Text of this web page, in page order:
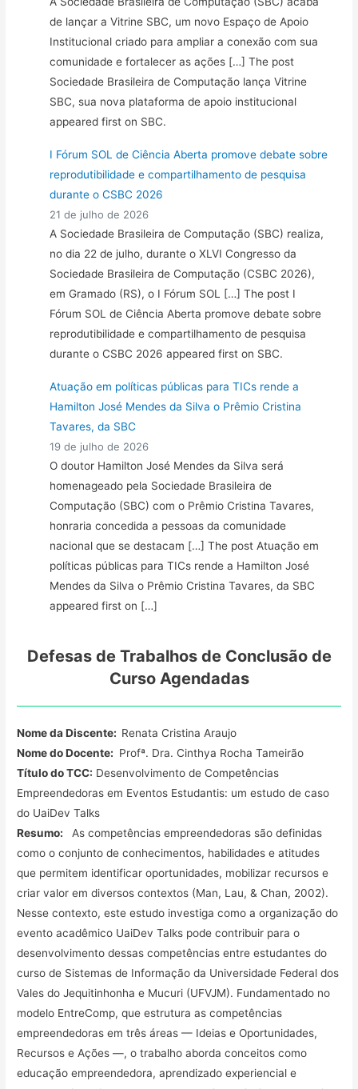
de lançar a Vitrine SBC, um novo Espaço de Apoio
Institucional criado para ampliar a conexão com sua
comunidade e fortalecer as ações […] The post
Sociedade Brasileira de Computação lança Vitrine
SBC, sua nova plataforma de apoio institucional
appeared first on SBC.
I Fórum SOL de Ciência Aberta promove debate sobre
reprodutibilidade e compartilhamento de pesquisa
durante o CSBC 2026
21 de julho de 2026
A Sociedade Brasileira de Computação (SBC) realiza,
no dia 22 de julho, durante o XLVI Congresso da
Sociedade Brasileira de Computação (CSBC 2026),
em Gramado (RS), o I Fórum SOL […] The post I
Fórum SOL de Ciência Aberta promove debate sobre
reprodutibilidade e compartilhamento de pesquisa
durante o CSBC 2026 appeared first on SBC.
Atuação em políticas públicas para TICs rende a
Hamilton José Mendes da Silva o Prêmio Cristina
Tavares, da SBC
19 de julho de 2026
O doutor Hamilton José Mendes da Silva será
homenageado pela Sociedade Brasileira de
Computação (SBC) com o Prêmio Cristina Tavares,
honraria concedida a pessoas da comunidade
nacional que se destacam […] The post Atuação em
políticas públicas para TICs rende a Hamilton José
Mendes da Silva o Prêmio Cristina Tavares, da SBC
appeared first on […]
Defesas de Trabalhos de Conclusão de
Curso Agendadas
Nome da Discente: Renata Cristina Araujo
Nome do Docente: Profª. Dra. Cinthya Rocha Tameirão
Título do TCC: Desenvolvimento de Competências
Empreendedoras em Eventos Estudantis: um estudo de caso
do UaiDev Talks
Resumo:
As competências empreendedoras são definidas
como o conjunto de conhecimentos, habilidades e atitudes
que permitem identificar oportunidades, mobilizar recursos e
criar valor em diversos contextos (Man, Lau, & Chan, 2002).
Nesse contexto, este estudo investiga como a organização do
evento acadêmico UaiDev Talks pode contribuir para o
desenvolvimento dessas competências entre estudantes do
curso de Sistemas de Informação da Universidade Federal dos
Vales do Jequitinhonha e Mucuri (UFVJM). Fundamentado no
modelo EntreComp, que estrutura as competências
empreendedoras em três áreas — Ideias e Oportunidades,
Recursos e Ações —, o trabalho aborda conceitos como
educação empreendedora, aprendizado experiencial e